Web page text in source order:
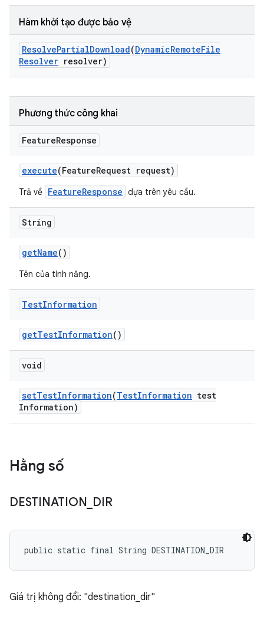
Hàm khởi tạo được bảo vệ
ResolvePartialDownload(DynamicRemoteFile
Resolver resolver)
Phương thức công khai
FeatureResponse
execute(FeatureRequest request)
Trả về FeatureResponse dựa trên yêu cầu.
String
getName()
Tên của tính năng.
TestInformation
getTestInformation()
void
setTestInformation(TestInformation test
Information)
Hằng số
DESTINATION DIR
public static final String DESTINATION_DIR
Giá trị không đổi: "destination_dir"